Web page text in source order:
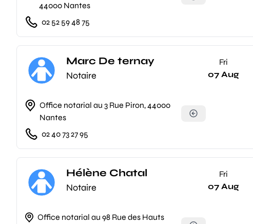
44000 Nantes
02 52 59 48 75
Marc De ternay
Notaire
Office notarial au 3 Rue Piron, 44000
Nantes
02 40 73 27 95
Fri
07 Aug
Hélène Chatal
Notaire
Office notarial au 98 Rue des Hauts
Fri
07 Aug